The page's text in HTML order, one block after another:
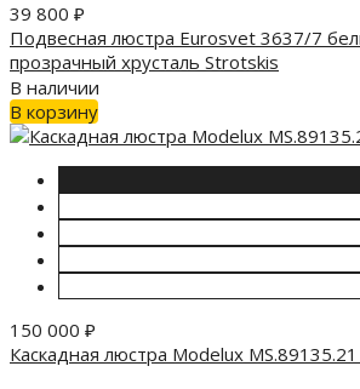
39 800 ₽
Подвесная люстра Eurosvet 3637/7
прозрачный хрусталь Strotskis
В наличии
В корзину
150 000 ₽
Каскадная люстра Modelux MS.89135.21